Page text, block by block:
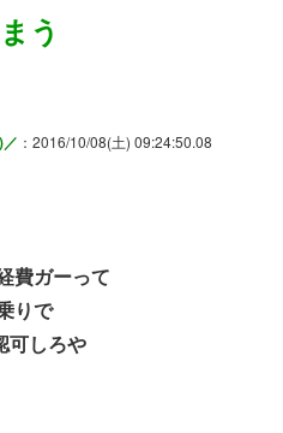
う
：2016/10/08(土) 09:24:50.08
費ガーって
りで
可しろや